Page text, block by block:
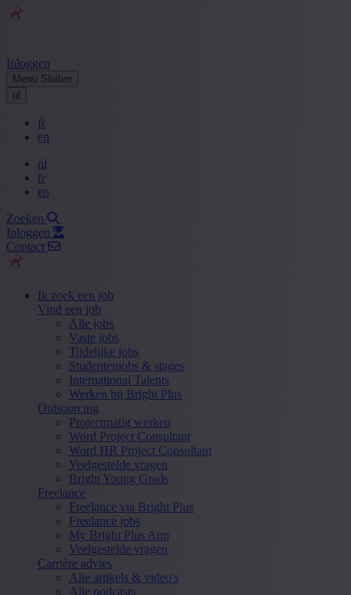
Inloggen
Menu Sluiten
nl
fr
en
nl
fr
en
Zoeken
Inloggen
Contact
Ik zoek een job
Vind een job
Alle jobs
Vaste jobs
Tijdelijke jobs
Studentenjobs & stages
International Talents
Werken bij Bright Plus
Outsourcing
Projectmatig werken
Word Project Consultant
Word HR Project Consultant
Veelgestelde vragen
Bright Young Grads
Freelance
Freelance via Bright Plus
Freelance jobs
My Bright Plus App
Veelgestelde vragen
Carrière advies
Alle artikels & video's
Alle podcasts